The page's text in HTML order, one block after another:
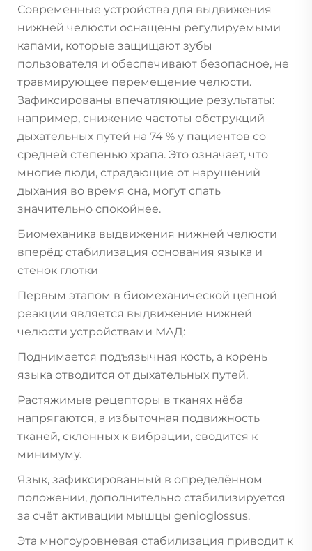
Современные устройства для выдвижения
нижней челюсти оснащены регулируемыми
капами, которые защищают зубы
пользователя и обеспечивают безопасное, не
травмирующее перемещение челюсти.
Зафиксированы впечатляющие результаты:
например, снижение частоты обструкций
дыхательных путей на 74 % у пациентов со
средней степенью храпа. Это означает, что
многие люди, страдающие от нарушений
дыхания во время сна, могут спать
значительно спокойнее.
Биомеханика выдвижения нижней челюсти
вперёд: стабилизация основания языка и
стенок глотки
Первым этапом в биомеханической цепной
реакции является выдвижение нижней
челюсти устройствами МАД:
Поднимается подъязычная кость, а корень
языка отводится от дыхательных путей.
Растяжимые рецепторы в тканях нёба
напрягаются, а избыточная подвижность
тканей, склонных к вибрации, сводится к
минимуму.
Язык, зафиксированный в определённом
положении, дополнительно стабилизируется
за счёт активации мышцы genioglossus.
Эта многоуровневая стабилизация приводит к